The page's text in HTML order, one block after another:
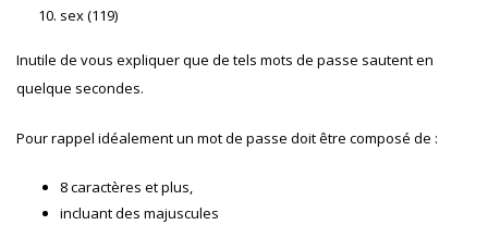
sex (119)
Inutile de vous expliquer que de tels mots de passe sautent en
quelque secondes.
Pour rappel idéalement un mot de passe doit être composé de :
8 caractères et plus,
incluant des majuscules